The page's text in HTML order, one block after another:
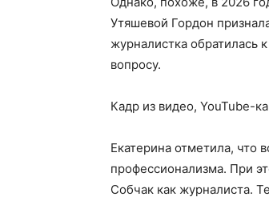
Утяшевой Гордон
журналистка
вопросу.
Кадр из видео, YouTube-
Екатерина отметила, что
профессионализма. При
Собчак как журналиста.